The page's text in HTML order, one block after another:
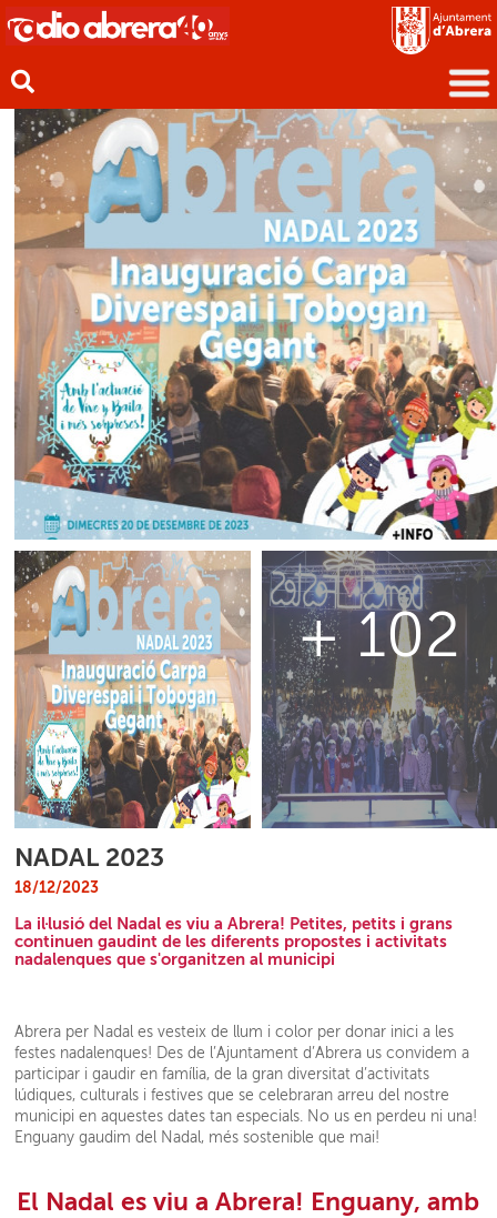
+ 102
NADAL 2023
18/12/2023
La il·lusió del Nadal es viu a Abrera! Petites, petits i grans
continuen gaudint de les diferents propostes i activitats
nadalenques que s'organitzen al municipi
Abrera per Nadal es vesteix de llum i color per donar inici a les
festes nadalenques! Des de l’Ajuntament d’Abrera us convidem a
participar i gaudir en família, de la gran diversitat d’activitats
lúdiques, culturals i festives que se celebraran arreu del nostre
municipi en aquestes dates tan especials. No us en perdeu ni una!
Enguany gaudim del Nadal, més sostenible que mai!
El Nadal es viu a Abrera! Enguany, amb